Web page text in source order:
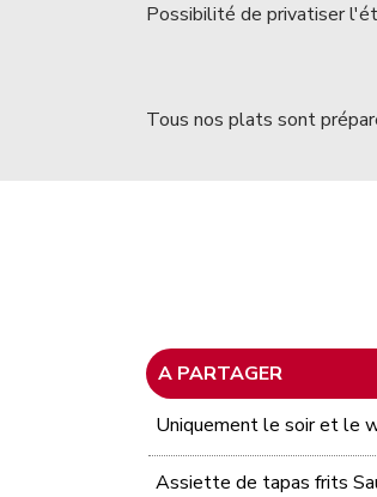
Possibilité de privatiser
Tous nos plats sont
A PARTAGER
Uniquement le soir et le
Assiette de tapas frits